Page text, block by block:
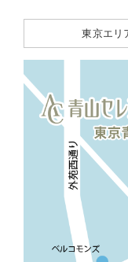
東京エリ